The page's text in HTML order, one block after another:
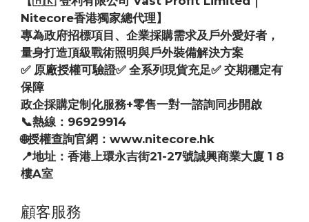
Nitecore香港獨家總代理】
專為政府招標項目、企業採購需求及戶外愛好者，
量身打造頂級戰術照明與戶外裝備解決方案
✅ 原廠授權可驗證✅ 全系列現貨充足✅ 交期穩定有
保障
政企採購定制化服務+零售一對一諮詢同步開啟
📞熱線：96929914
🌐授權查詢官網：www.nitecore.hk
📍地址：香港上環永吉街21-27號誠興商業大廈 1 8
樓A室
顧客服務